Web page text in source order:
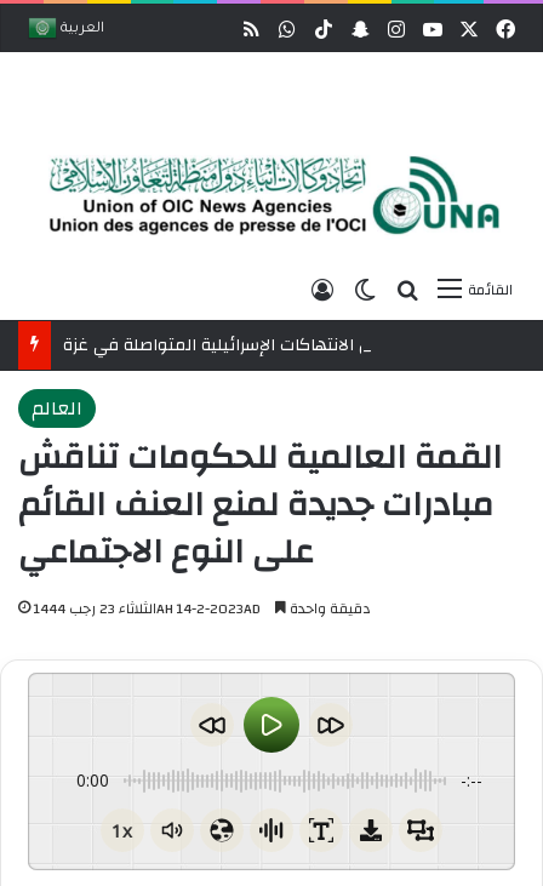
العربية ‫YouTubeانستقرام
سناب تشات‫TikTokواتساب ملخص الموقع RSS
القائمةبحث عن
الوضع المظلم
تسجيل الدخول
العالم
القمة العالمية للحكومات تناقش
مبادرات جديدة لمنع العنف القائم
على النوع الاجتماعي
الثلاثاء 23 رجب 1444AH 14-2-2023AD دقيقة واحدة
0:00 -:--
1x